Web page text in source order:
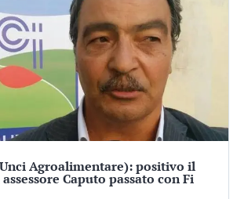
Agroalimentare): positivo il
Caputo passato con Fi